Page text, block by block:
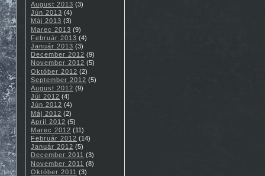
August 2013 (3)
Jún 2013 (4)
Máj 2013 (3)
Marec 2013 (9)
Február 2013 (4)
Január 2013 (3)
December 2012 (9)
November 2012 (5)
Október 2012 (2)
September 2012 (5)
August 2012 (9)
Júl 2012 (4)
Jún 2012 (4)
Máj 2012 (2)
Apríl 2012 (5)
Marec 2012 (11)
Február 2012 (14)
Január 2012 (5)
December 2011 (3)
November 2011 (8)
Október 2011 (3)